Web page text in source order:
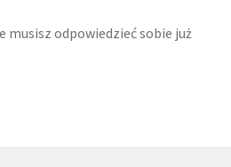
musisz odpowiedzieć sobie już